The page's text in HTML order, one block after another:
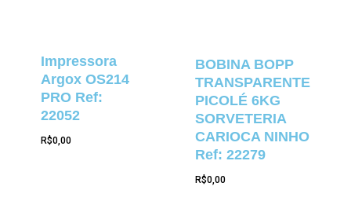
Impressora
Argox OS214
PRO Ref:
22052
R$0,00
BOBINA BOPP
TRANSPARENTE
PICOLÉ 6KG
SORVETERIA
CARIOCA NINHO
Ref: 22279
R$0,00